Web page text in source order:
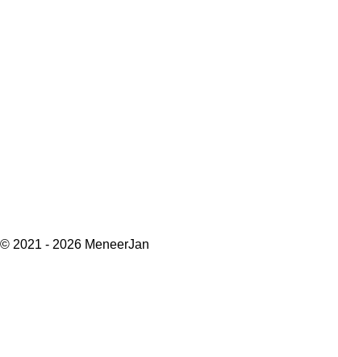
© 2021 - 2026 MeneerJan